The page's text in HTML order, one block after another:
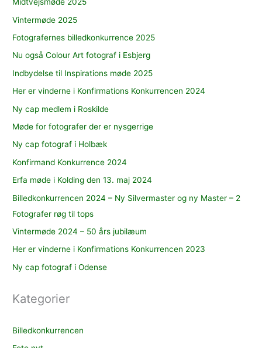
Vintermøde 2025
Fotografernes billedkonkurrence 2025
Nu også Colour Art fotograf i Esbjerg
Indbydelse til Inspirations møde 2025
Her er vinderne i Konfirmations Konkurrencen 2024
Ny cap medlem i Roskilde
Møde for fotografer der er nysgerrige
Ny cap fotograf i Holbæk
Konfirmand Konkurrence 2024
Erfa møde i Kolding den 13. maj 2024
Billedkonkurrencen 2024 – Ny Silvermaster og ny Master – 2
Fotografer røg til tops
Vintermøde 2024 – 50 års jubilæum
Her er vinderne i Konfirmations Konkurrencen 2023
Ny cap fotograf i Odense
Kategorier
Billedkonkurrencen